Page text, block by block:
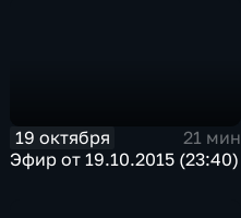
19 октября
21 мин
Эфир от 19.10.2015 (23:40)